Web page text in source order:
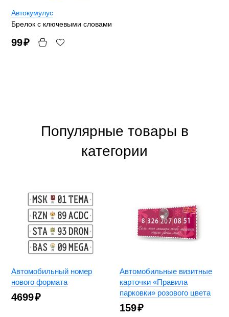
Автокумулус
Брелок с ключевыми словами
99₽
Популярные товары в
категории
Автомобильный номер
нового формата
4699₽
Автомобильные визитные
карточки «Правила
парковки» розового цвета
159₽